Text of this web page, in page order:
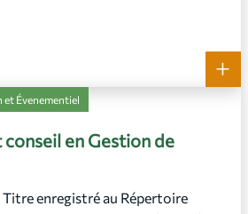
+
et Évenementiel
en Gestion de
enregistré au Répertoire